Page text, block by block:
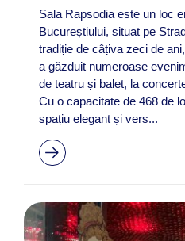
Sala Rapsodia este un loc
Bucureștiului, situat pe
tradiție de câțiva zeci de
a găzduit numeroase
de teatru și balet, la
Cu o capacitate de 468 de
spațiu elegant și vers...